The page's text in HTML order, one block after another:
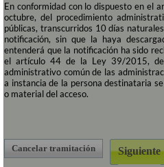
En conformidad con lo dispuesto en el
octubre, del procedimiento
públicas, transcurridos 10 días
notificación, sin que la haya
entenderá que la notificación ha sido
el artículo 44 de la Ley 39/2015,
administrativo común de las
a instancia de la persona destinataria
o material del acceso.
Cancelar tramitación